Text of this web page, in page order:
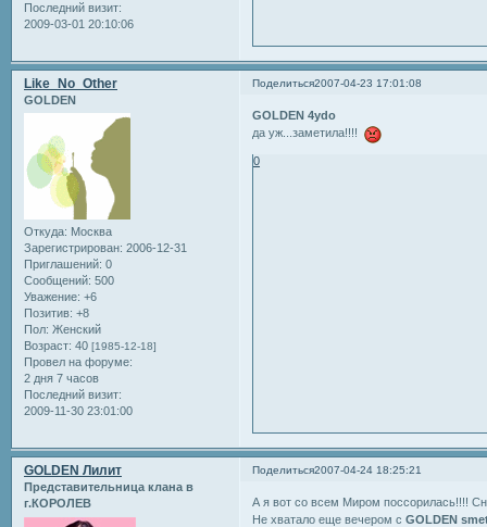
Последний визит:
2009-03-01 20:10:06
Поделиться2007-04-23 17:01:08
Like_No_Other
GOLDEN
Откуда: Москва
Зарегистрирован: 2006-12-31
Приглашений: 0
Сообщений: 500
Уважение: +6
Позитив: +8
Пол: Женский
Возраст: 40 [1985-12-18]
Провел на форуме:
2 дня 7 часов
Последний визит:
2009-11-30 23:01:00
GOLDEN 4ydo
да уж...заметила!!!!
0
Поделиться2007-04-24 18:25:21
GOLDEN Лилит
Представительница клана в
г.КОРОЛЕВ
А я вот со всем Миром поссорилась!!!!
Не хватало еще вечером сGOLDEN